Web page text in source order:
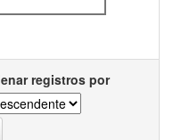
registros por